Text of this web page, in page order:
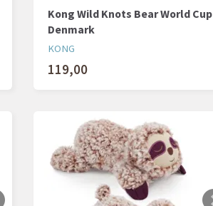
Kong Wild Knots Bear World Cup
Denmark
KONG
119,00